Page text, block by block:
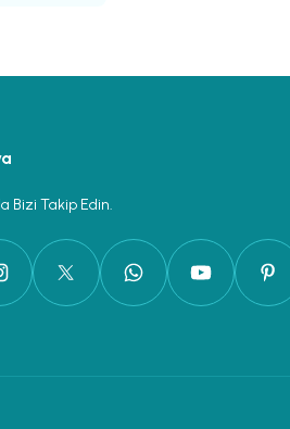
Bizi Takip Edin.